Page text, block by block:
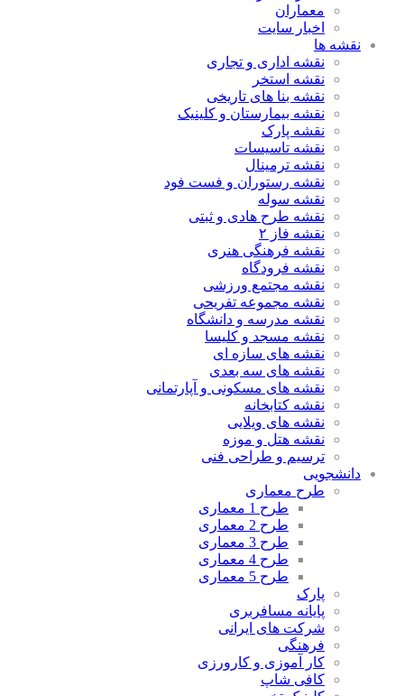
معماران
اخبار سایت
نقشه ها
نقشه اداری و تجاری
نقشه استخر
نقشه بنا های تاریخی
نقشه بیمارستان و کلینیک
نقشه پارک
نقشه تاسیسات
نقشه ترمینال
نقشه رستوران و فست فود
نقشه سوله
نقشه طرح هادی و ثبتی
نقشه فاز ۲
نقشه فرهنگی هنری
نقشه فرودگاه
نقشه مجتمع ورزشی
نقشه مجموعه تفریحی
نقشه مدرسه و دانشگاه
نقشه مسجد و کلیسا
نقشه های سازه ای
نقشه های سه بعدی
نقشه های مسکونی و آپارتمانی
نقشه کتابخانه
نقشه های ویلایی
نقشه هتل و موزه
ترسیم و طراحی فنی
دانشجویی
طرح معماری
طرح 1 معماری
طرح 2 معماری
طرح 3 معماری
طرح 4 معماری
طرح 5 معماری
پارک
پایانه مسافربری
شرکت های ایرانی
فرهنگی
کار آموزی و کارورزی
کافی شاپ